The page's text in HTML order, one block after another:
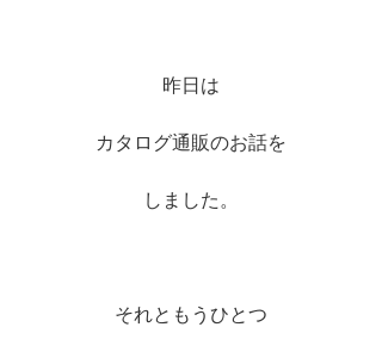
昨日は
カタログ通販のお話を
しました。
それともうひとつ